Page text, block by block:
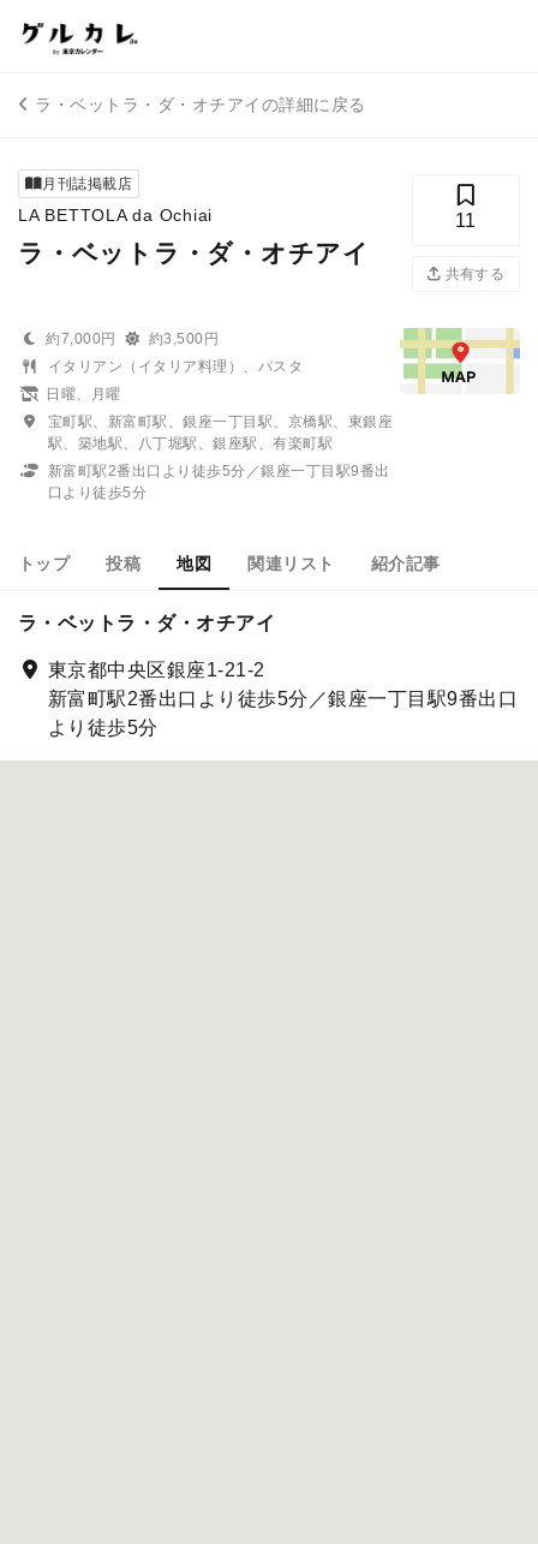
ラ・ベットラ・ダ・オチアイの詳細に戻る
月刊誌掲載店
LA BETTOLA da Ochiai
ラ・ベットラ・ダ・オチアイ
11
共有する
約7,000円
約3,500円
イタリアン（イタリア料理）、パスタ
日曜、月曜
宝町駅、新富町駅、銀座一丁目駅、京橋駅、東銀座
駅、築地駅、八丁堀駅、銀座駅、有楽町駅
新富町駅2番出口より徒歩5分／銀座一丁目駅9番出
口より徒歩5分
トップ 投稿 地図 関連リスト 紹介記事
ラ・ベットラ・ダ・オチアイ
東京都中央区銀座1-21-2
新富町駅2番出口より徒歩5分／銀座一丁目駅9番出口
より徒歩5分